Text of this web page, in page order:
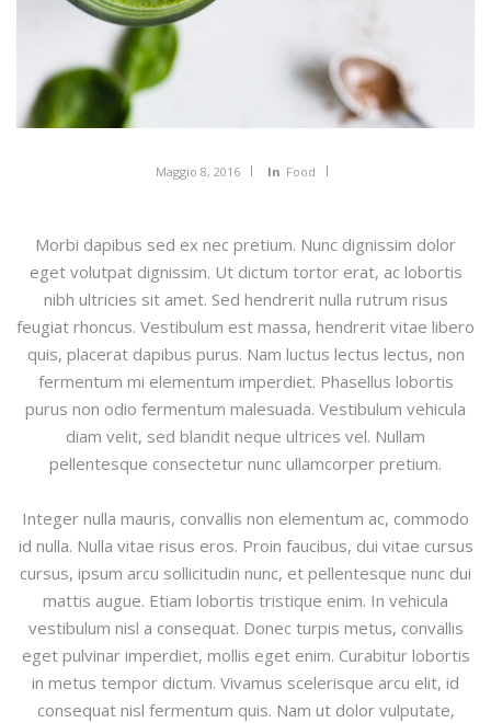
Maggio 8, 2016 In Food
Morbi dapibus sed ex nec pretium. Nunc dignissim dolor
eget volutpat dignissim. Ut dictum tortor erat, ac lobortis
nibh ultricies sit amet. Sed hendrerit nulla rutrum risus
feugiat rhoncus. Vestibulum est massa, hendrerit vitae libero
quis, placerat dapibus purus. Nam luctus lectus lectus, non
fermentum mi elementum imperdiet. Phasellus lobortis
purus non odio fermentum malesuada. Vestibulum vehicula
diam velit, sed blandit neque ultrices vel. Nullam
pellentesque consectetur nunc ullamcorper pretium.
Integer nulla mauris, convallis non elementum ac, commodo
id nulla. Nulla vitae risus eros. Proin faucibus, dui vitae cursus
cursus, ipsum arcu sollicitudin nunc, et pellentesque nunc dui
mattis augue. Etiam lobortis tristique enim. In vehicula
vestibulum nisl a consequat. Donec turpis metus, convallis
eget pulvinar imperdiet, mollis eget enim. Curabitur lobortis
in metus tempor dictum. Vivamus scelerisque arcu elit, id
consequat nisl fermentum quis. Nam ut dolor vulputate,